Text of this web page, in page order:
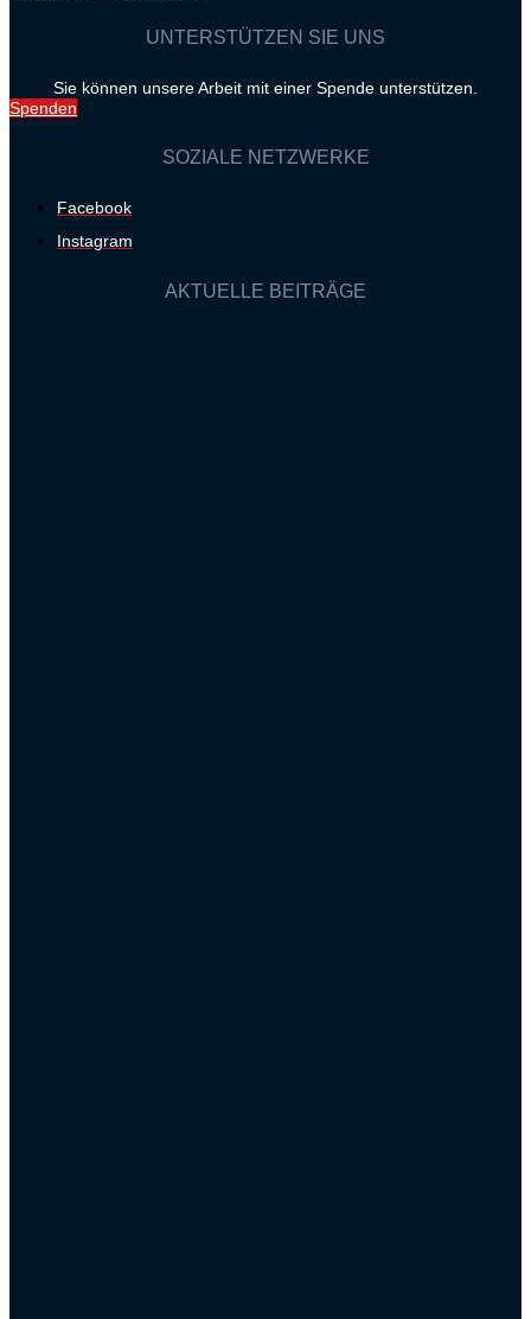
UNTERSTÜTZEN SIE UNS
Sie können unsere Arbeit mit einer Spende unterstützen.
Spenden
SOZIALE NETZWERKE
Facebook
Instagram
AKTUELLE BEITRÄGE